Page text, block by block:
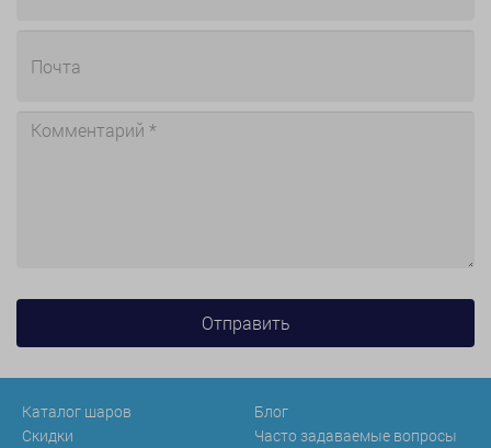
Каталог шаров
Скидки
Блог
Часто задаваемые вопросы